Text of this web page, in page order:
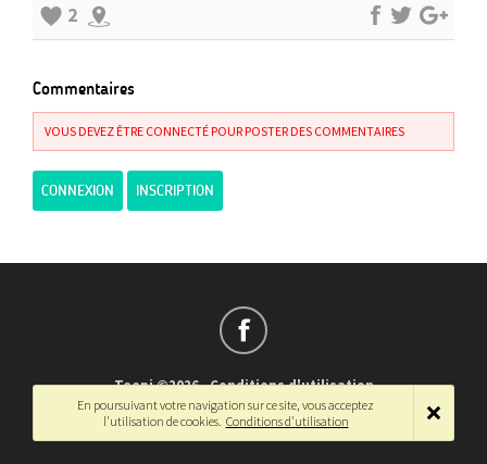
2
Commentaires
VOUS DEVEZ ÊTRE CONNECTÉ POUR POSTER DES COMMENTAIRES
CONNEXION INSCRIPTION
Teepi ©2026-Conditions d'utilisation
Français-English
En poursuivant votre navigation sur ce site, vous acceptez
l'utilisation de cookies. Conditions d'utilisation